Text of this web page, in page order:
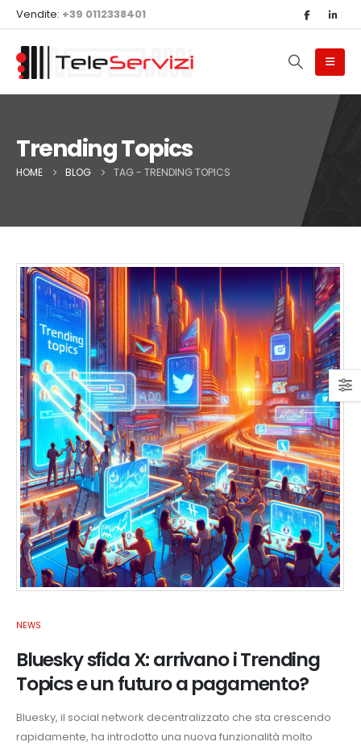
Vendite: +39 0112338401
Trending Topics
HOME BLOG TAG - TRENDING TOPICS
NEWS
Bluesky sfida X: arrivano i Trending
Topics e un futuro a pagamento?
Bluesky, il social network decentralizzato che sta crescendo
rapidamente, ha introdotto una nuova funzionalità molto